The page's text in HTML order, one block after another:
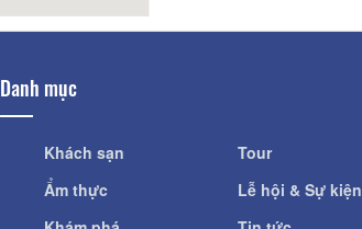
Danh mục
Khách sạn
Ẩm thực
Tour
Lễ hội & Sự kiện